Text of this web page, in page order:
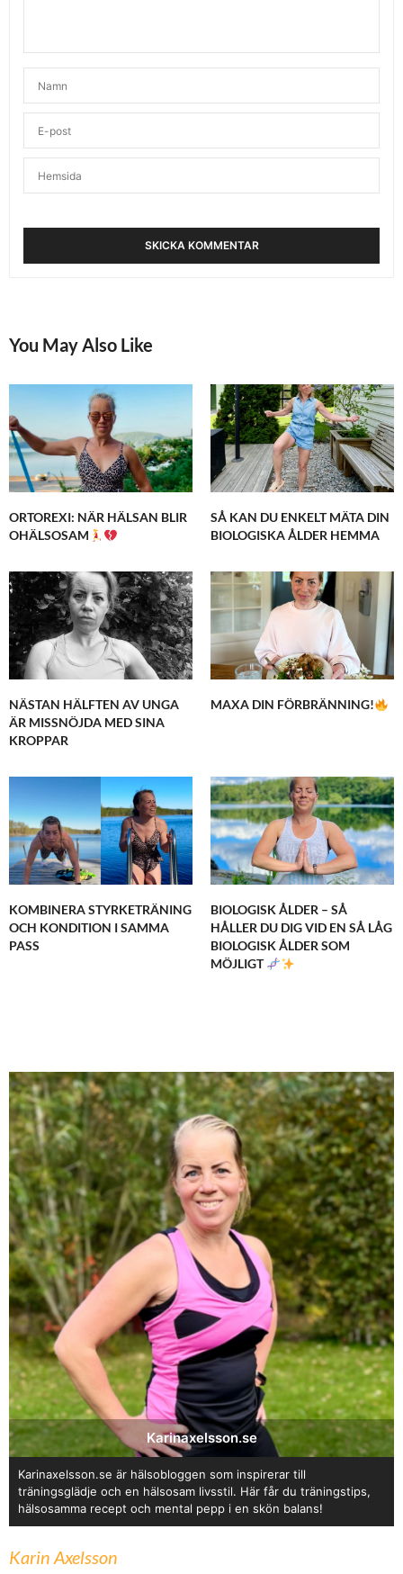
You May Also Like
ORTOREXI: NÄR HÄLSAN BLIR
OHÄLSOSAM
SÅ KAN DU ENKELT MÄTA DIN
BIOLOGISKA ÅLDER HEMMA
NÄSTAN HÄLFTEN AV UNGA
ÄR MISSNÖJDA MED SINA
KROPPAR
MAXA DIN FÖRBRÄNNING!
KOMBINERA STYRKETRÄNING
OCH KONDITION I SAMMA
PASS
BIOLOGISK ÅLDER – SÅ
HÅLLER DU DIG VID EN SÅ LÅG
BIOLOGISK ÅLDER SOM
MÖJLIGT
Karinaxelsson.se
Karinaxelsson.se är hälsobloggen som inspirerar till
träningsglädje och en hälsosam livsstil. Här får du träningstips,
hälsosamma recept och mental pepp i en skön balans!
Karin Axelsson